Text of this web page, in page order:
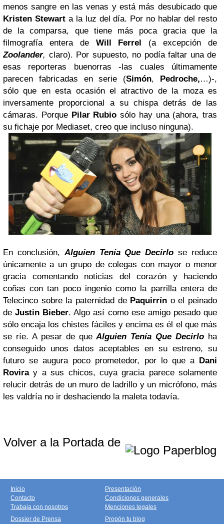
menos sangre en las venas y está más desubicado que
Kristen Stewarta la luz del día. Por no hablar del resto
de la comparsa, que tiene más poca gracia que la
filmografía entera de Will Ferrel (a excepción de
Zoolander, claro). Por supuesto, no podía faltar una de
esas reporteras buenorras -las cuales últimamente
parecen fabricadas en serie (Simón, Pedroche,…)-,
sólo que en esta ocasión el atractivo de la moza es
inversamente proporcional a su chispa detrás de las
cámaras. Porque Pilar Rubio sólo hay una (ahora, tras
su fichaje por Mediaset, creo que incluso ninguna).
En conclusión,Alguien Tenía Que Decirlo se reduce
únicamente a un grupo de colegas con mayor o menor
gracia comentando noticias del corazón y haciendo
coñas con tan poco ingenio como la parrilla entera de
Telecinco sobre la paternidad de Paquirrín o el peinado
deJustin Bieber. Algo así como ese amigo pesado que
sólo encaja los chistes fáciles y encima es él el que más
se ríe. A pesar de queAlguien Tenía Que Decirlo ha
conseguido unos datos aceptables en su estreno, su
futuro se augura poco prometedor, por lo que a Dani
Roviray a sus chicos, cuya gracia parece solamente
relucir detrás de un muro de ladrillo y un micrófono, más
les valdría no ir deshaciendo la maleta todavía.
Volver a la Portada de
Inicio
Contacto
Trabaja con nosotros
Presentación
Condiciones generales
Menciones legales
Dossier de Prensa
Propón tu blog